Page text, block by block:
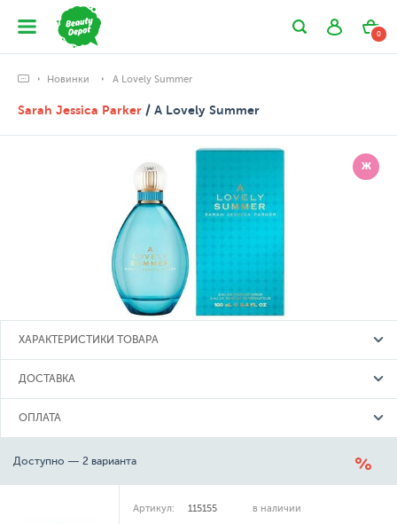
0
Новинки A Lovely Summer
Sarah Jessica Parker / A Lovely Summer
Ж
ХАРАКТЕРИСТИКИ ТОВАРА
ДОСТАВКА
ОПЛАТА
Доступно — 2 варианта
Артикул: 115155 в наличии